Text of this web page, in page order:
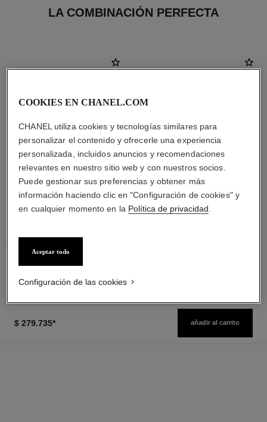
LA COMBINACIÓN PERFECTA
la crème main
Ref. 133850
Ver información
bleu de chanel
$ 279.735* añadir al carrito
COOKIES EN CHANEL.COM
CHANEL utiliza cookies y tecnologías similares para
personalizar el contenido y ofrecerle una experiencia
personalizada, incluidos anuncios y recomendaciones
relevantes en nuestro sitio web y con nuestros socios.
Puede gestionar sus preferencias y obtener más
información haciendo clic en "Configuración de cookies" y
en cualquier momento en la Política de privacidad
Aceptar todo
Configuración de las cookies